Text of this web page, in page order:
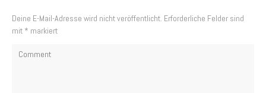
Deine E-Mail-Adresse wird nicht veröffentlicht. Erforderliche Felder sind
mit * markiert
Comment